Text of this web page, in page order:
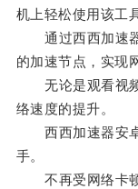
机上轻松使用该工
通过西西加速器
的加速节点，实现
无论是观看视频
络速度的提升。
西西加速器安卓
手。
不再受网络卡顿